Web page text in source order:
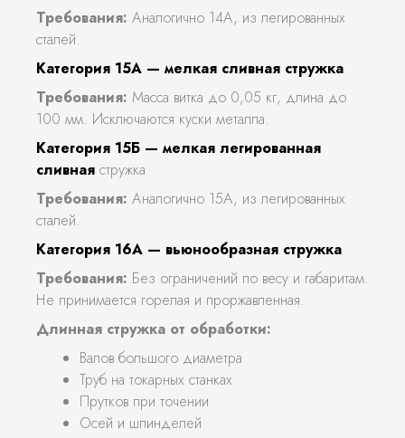
Требования: Аналогично 14А, из легированных
сталей.
Категория 15А — мелкая сливная стружка
Требования: Масса витка до 0,05 кг, длина до
100 мм. Исключаются куски металла.
Категория 15Б — мелкая легированная
сливная стружка
Требования: Аналогично 15А, из легированных
сталей.
Категория 16А — вьюнообразная стружка
Требования: Без ограничений по весу и габаритам.
Не принимается горелая и проржавленная.
Длинная стружка от обработки:
Валов большого диаметра
Труб на токарных станках
Прутков при точении
Осей и шпинделей